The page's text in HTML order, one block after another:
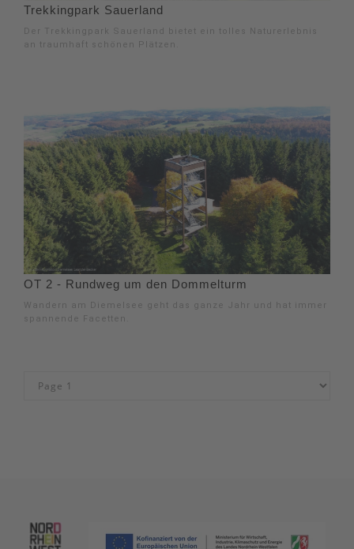
Trekkingpark Sauerland
Der Trekkingpark Sauerland bietet ein tolles Naturerlebnis
an traumhaft schönen Plätzen.
OT 2 - Rundweg um den Dommelturm
Wandern am Diemelsee geht das ganze Jahr und hat immer
spannende Facetten.